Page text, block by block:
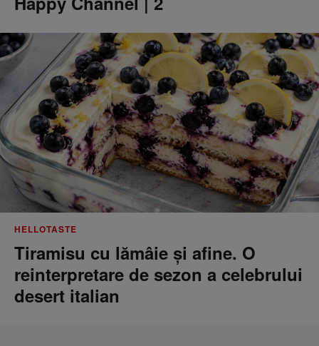
HELLOTASTE
Tiramisu cu lămâie și afine. O
reinterpretare de sezon a celebrului
desert italian